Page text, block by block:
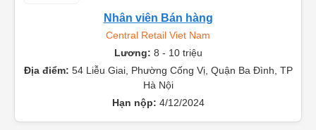
Nhân viên Bán hàng
Central Retail Viet Nam
Lương: 8 - 10 triệu
Địa điểm: 54 Liễu Giai, Phường Cống Vị, Quận Ba Đình, TP
Hà Nội
Hạn nộp: 4/12/2024